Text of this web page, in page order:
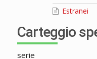
Estranei
Carteggio
serie